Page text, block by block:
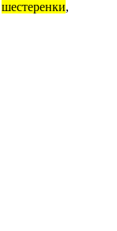
шестеренки,